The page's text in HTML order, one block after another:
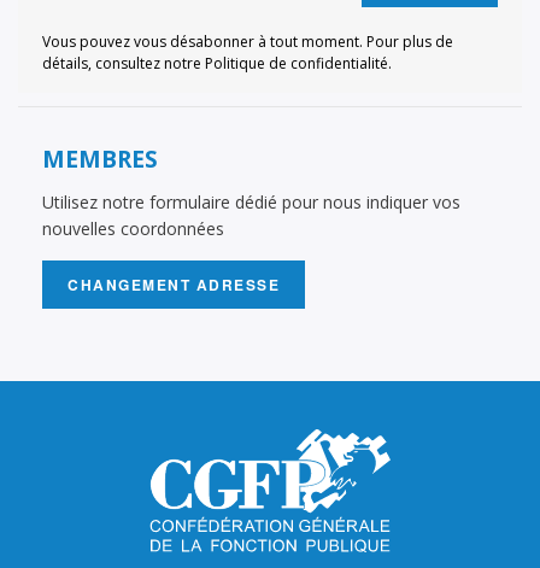
Vous pouvez vous désabonner à tout moment. Pour plus de
détails, consultez notre Politique de confidentialité.
MEMBRES
Utilisez notre formulaire dédié pour nous indiquer vos
nouvelles coordonnées
CHANGEMENT ADRESSE